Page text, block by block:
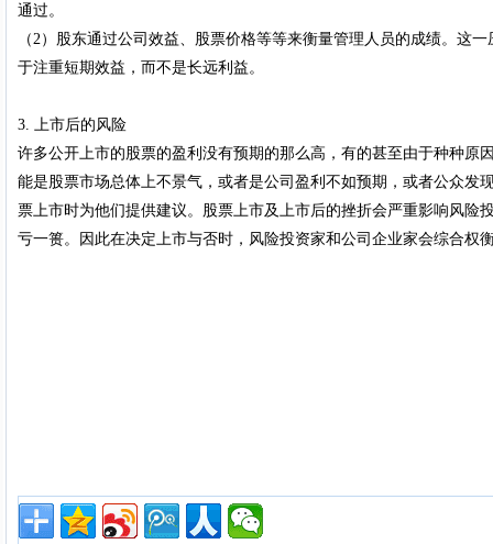
通过。
（2）股东通过公司效益、股票价格等等来衡量管理人员的成绩。这
于注重短期效益，而不是长远利益。
3. 上市后的风险
许多公开上市的股票的盈利没有预期的那么高，有的甚至由于种种原
能是股票市场总体上不景气，或者是公司盈利不如预期，或者公众发
票上市时为他们提供建议。股票上市及上市后的挫折会严重影响风险
亏一篑。因此在决定上市与否时，风险投资家和公司企业家会综合权